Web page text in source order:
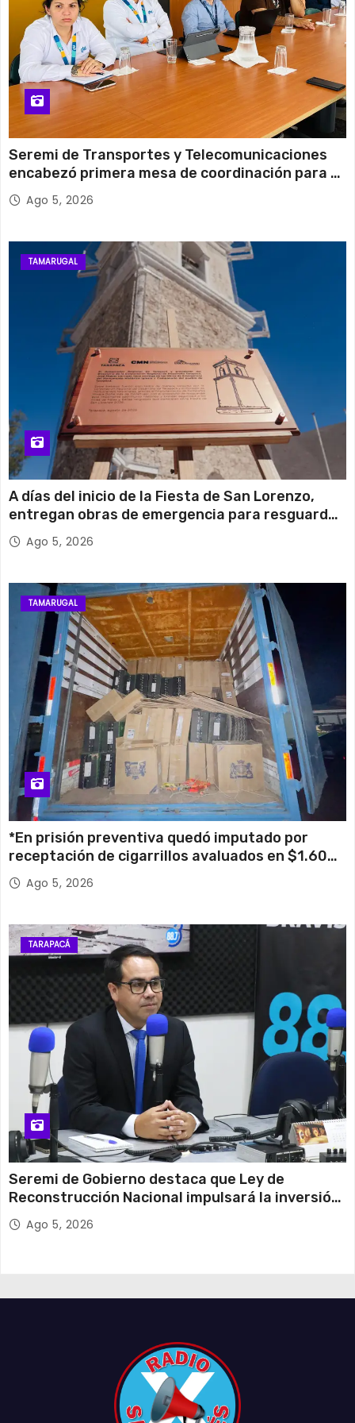
Seremi de Transportes y Telecomunicaciones
encabezó primera mesa de coordinación para el
retiro de cables en desuso en Iquique
Ago 5, 2026
TAMARUGAL
A días del inicio de la Fiesta de San Lorenzo,
entregan obras de emergencia para resguardar
su histórico campanario
Ago 5, 2026
TAMARUGAL
*En prisión preventiva quedó imputado por
receptación de cigarrillos avaluados en $1.600
millones*
Ago 5, 2026
TARAPACÁ
Seremi de Gobierno destaca que Ley de
Reconstrucción Nacional impulsará la inversión
y el empleo en Tarapacá
Ago 5, 2026